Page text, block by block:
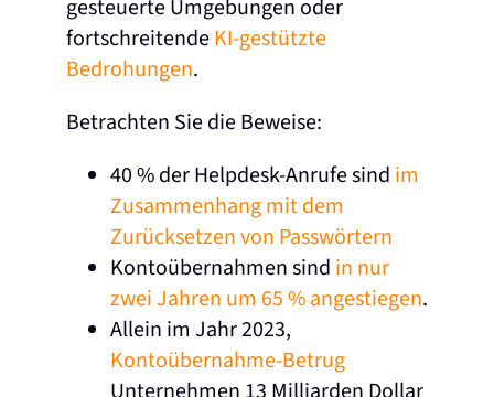
gesteuerte Umgebungen oder
fortschreitendeKI-gestützte
Bedrohungen.
Betrachten Sie die Beweise:
40 % der Helpdesk-Anrufe sind im
Zusammenhang mit dem
Zurücksetzen von Passwörtern
Kontoübernahmen sind in nur
zwei Jahren um 65 % angestiegen.
Allein im Jahr 2023,
Kontoübernahme-Betrug